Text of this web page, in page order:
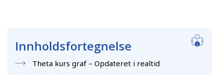
Innholdsfortegnelse
Theta kurs graf – Opdateret i realtid